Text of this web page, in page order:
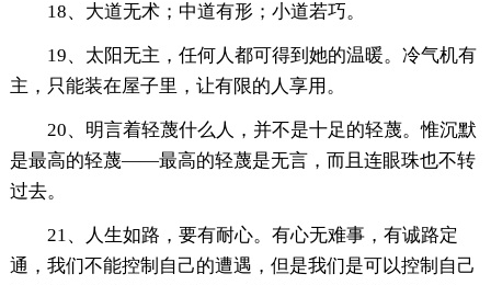
18、大道无术；中道有形；小道若巧。
19、太阳无主，任何人都可得到她的温暖。冷气机有
主，只能装在屋子里，让有限的人享用。
20、明言着轻蔑什么人，并不是十足的轻蔑。惟沉默
是最高的轻蔑——最高的轻蔑是无言，而且连眼珠也不转
过去。
21、人生如路，要有耐心。有心无难事，有诚路定
通，我们不能控制自己的遭遇，但是我们是可以控制自己